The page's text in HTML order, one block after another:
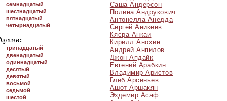
семнадцатый
шестнадцатый
пятнадцатый
четырнадцатый
тринадцатый
двенадцатый
одиннадцатый
десятый
девятый
восьмой
седьмой
шестой
Саша Андерсон
Полина Андрукович
Антонелла Анедда
Сергей Аникеев
Кясра Анкаи
Кирилл Анохин
Андрей Анпилов
Джон Апдайк
Евгений Арабкин
Владимир Аристов
Глеб Арсеньев
Ашот Аршакян
Эздемир Асаф